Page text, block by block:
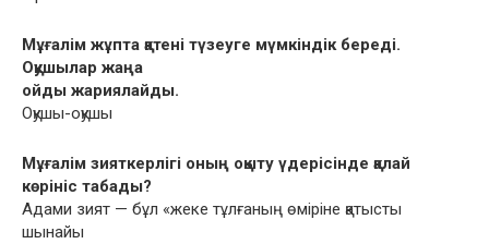
Мұғалім жұпта қатені түзеуге мүмкіндік береді.
Оқушылар жаңа
ойды жариялайды.
Оқушы-оқушы
Мұғалім зияткерлігі оның оқыту үдерісінде қалай
көрініс табады?
Адами зият — бұл «жеке тұлғаның өміріне қатысты
шынайы